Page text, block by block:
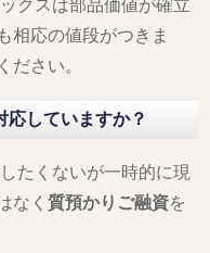
クスは部品価値が確立
相応の値段がつきま
ださい。
応していますか？
たくないが一時的に現
なく 質預かりご融資を